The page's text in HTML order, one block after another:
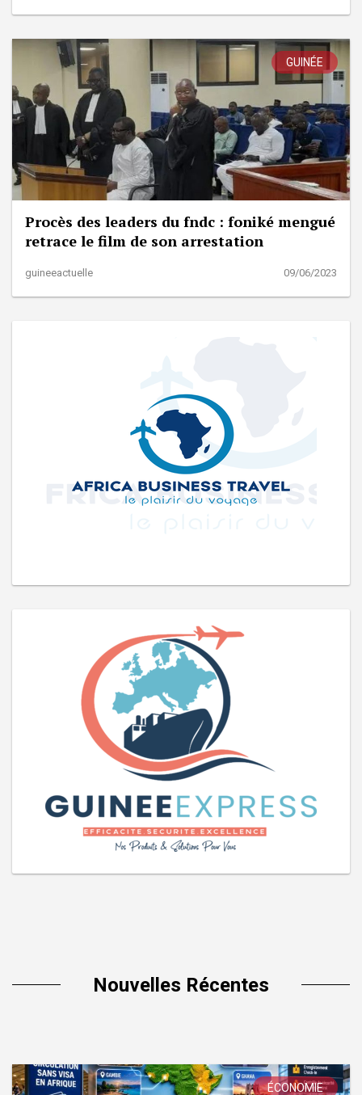
GUINÉE
Procès des leaders du fndc : foniké mengué
retrace le film de son arrestation
guineeactuelle 09/06/2023
Nouvelles Récentes
ÉCONOMIE